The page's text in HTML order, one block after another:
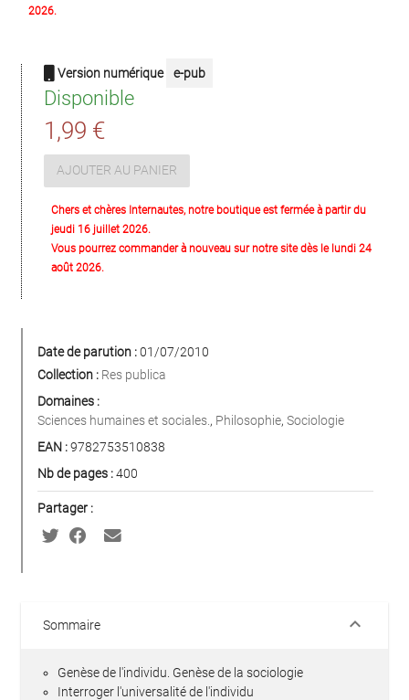
2026.
Version numérique e-pub
Disponible
1,99 €
AJOUTER AU PANIER
Chers et chères Internautes, notre boutique est fermée à partir du
jeudi 16 juillet 2026.
Vous pourrez commander à nouveau sur notre site dès le lundi 24
août 2026.
Date de parution :01/07/2010
Collection : Res publica
Domaines :
Sciences humaines et sociales. , Philosophie, Sociologie
EAN :9782753510838
Nb de pages :400
Partager :
Sommaire keyboard_arrow_down
Genèse de l'individu. Genèse de la sociologie
Interroger l'universalité de l'individu